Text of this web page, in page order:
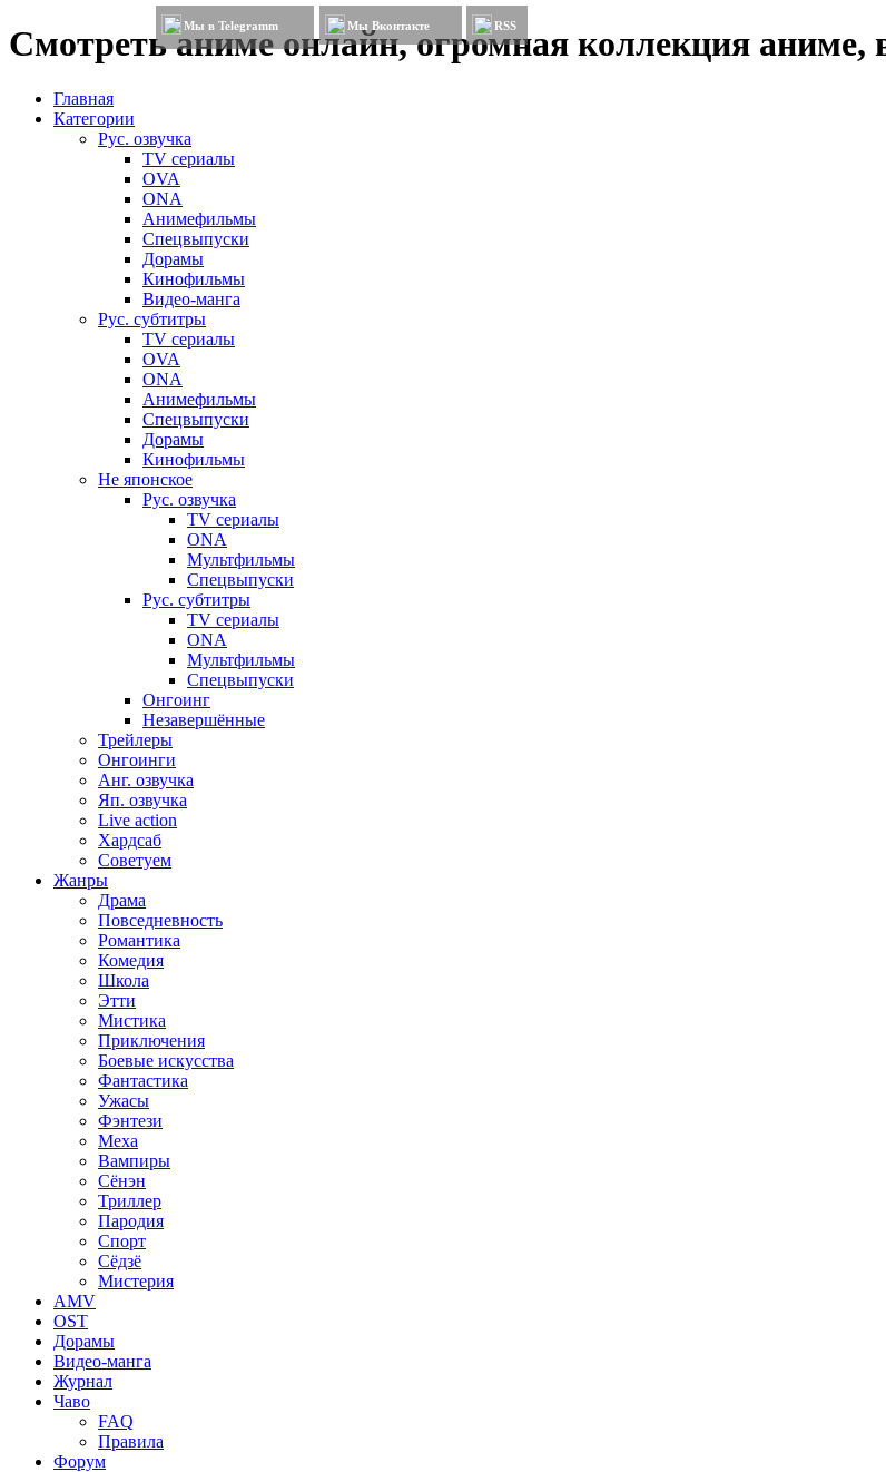
Смотреть аниме онлайн, огромная коллекция аниме,
Мы в Telegramm Мы Вконтакте RSS
Главная
Категории
Рус. озвучка
TV сериалы
OVA
ONA
Анимефильмы
Спецвыпуски
Дорамы
Кинофильмы
Видео-манга
Рус. субтитры
TV сериалы
OVA
ONA
Анимефильмы
Спецвыпуски
Дорамы
Кинофильмы
Не японское
Рус. озвучка
TV сериалы
ONA
Мультфильмы
Спецвыпуски
Рус. субтитры
TV сериалы
ONA
Мультфильмы
Спецвыпуски
Онгоинг
Незавершённые
Трейлеры
Онгоинги
Анг. озвучка
Яп. озвучка
Live action
Хардсаб
Советуем
Жанры
Драма
Повседневность
Романтика
Комедия
Школа
Этти
Мистика
Приключения
Боевые искусства
Фантастика
Ужасы
Фэнтези
Меха
Вампиры
Сёнэн
Триллер
Пародия
Спорт
Сёдзё
Мистерия
AMV
OST
Дорамы
Видео-манга
Журнал
Чаво
FAQ
Правила
Форум